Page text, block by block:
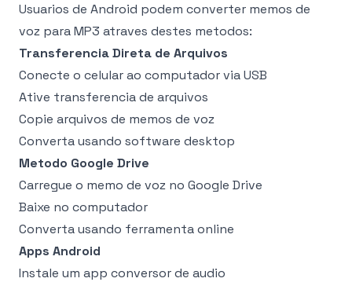
Usuarios de Android podem converter memos de
voz para MP3 atraves destes metodos:
Transferencia Direta de Arquivos
Conecte o celular ao computador via USB
Ative transferencia de arquivos
Copie arquivos de memos de voz
Converta usando software desktop
Metodo Google Drive
Carregue o memo de voz no Google Drive
Baixe no computador
Converta usando ferramenta online
Apps Android
Instale um app conversor de audio